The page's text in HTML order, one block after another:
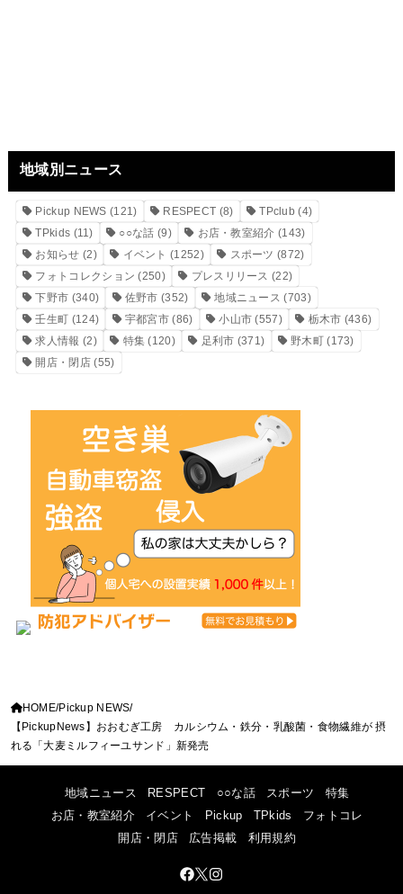
地域別ニュース
Pickup NEWS (121) RESPECT (8) TPclub (4)
TPkids (11) ○○な話 (9) お店・教室紹介 (143)
お知らせ (2) イベント (1252) スポーツ (872)
フォトコレクション (250) プレスリリース (22)
下野市 (340) 佐野市 (352) 地域ニュース (703)
壬生町 (124) 宇都宮市 (86) 小山市 (557) 栃木市 (436)
求人情報 (2) 特集 (120) 足利市 (371) 野木町(173)
開店・閉店(55)
HOME Pickup NEWS
【PickupNews】おおむぎ工房 カルシウム・鉄分・乳酸菌・食物繊維が 摂
れる「大麦ミルフィーユサンド」新発売
地域ニュース RESPECT ○○な話 スポーツ
特集
お店・教室紹介
イベント Pickup TPkids
フォトコレ
開店・閉店
広告掲載 利用規約